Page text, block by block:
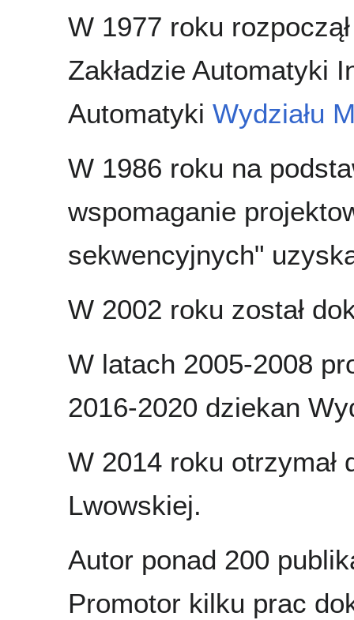
W 1977 roku
Zakładzie Automatyki
Automatyki Wydziału
W 1986 roku na
wspomaganie
sekwencyjnych"
W 2002 roku został
W latach 2005-2008
2016-2020 dziekan
W 2014 roku
Lwowskiej.
Autor ponad 200
Promotor kilku prac